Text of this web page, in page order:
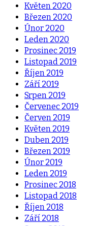
Květen 2020
Březen 2020
Únor 2020
Leden 2020
Prosinec 2019
Listopad 2019
Říjen 2019
Září 2019
Srpen 2019
Červenec 2019
Červen 2019
Květen 2019
Duben 2019
Březen 2019
Únor 2019
Leden 2019
Prosinec 2018
Listopad 2018
Říjen 2018
Září 2018